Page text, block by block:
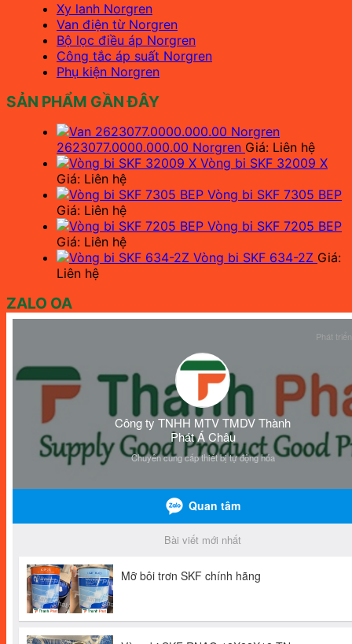
Xy lanh Norgren
Van điện từ Norgren
Bộ lọc điều áp Norgren
Công tắc áp suất Norgren
Phụ kiện Norgren
SẢN PHẨM GẦN ĐÂY
2623077.0000.000.00 Norgren Giá: Liên hệ
Vòng bi SKF 32009 X
Giá: Liên hệ
Vòng bi SKF 7305 BEP
Giá: Liên hệ
Vòng bi SKF 7205 BEP
Giá: Liên hệ
Vòng bi SKF 634-2Z Giá:
Liên hệ
ZALO OA